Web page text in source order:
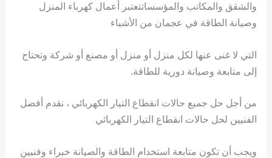
والشقق والمكاتب والمؤسساتتعتبر أعمال كهرباء المنزل
وصيانة الطاقة في عجمان من الأشياء
التي لا غنى عنها لكل منزل أو منزل أو مصنع أو شركة وتحتاج
إلى متابعة وصيانة دورية للطاقة.
من أجل حل جميع حالات انقطاع التيار الكهربائي ، نقدم أفضل
الفنيين لحل حالات انقطاع التيار الكهربائي
ويجب أن تكون متابعة استخدام الطاقة والصيانة خبراء وفنيين